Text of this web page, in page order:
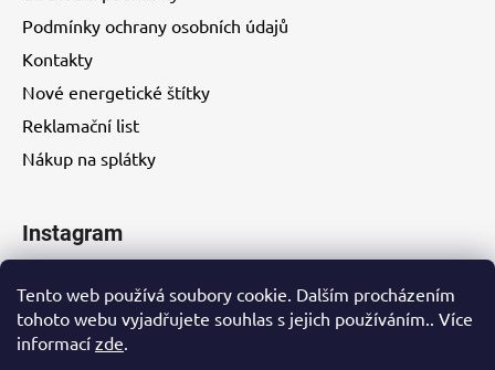
Tento web používá soubory cookie. Dalším procházením
tohoto webu vyjadřujete souhlas s jejich používáním.. Více
informací zde.
Podmínky ochrany osobních údajů
Kontakty
Nové energetické štítky
Reklamační list
Nákup na splátky
Instagram